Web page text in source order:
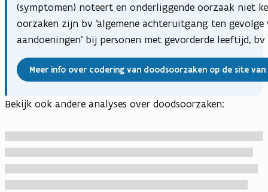
(symptomen) noteert en onderliggende oorzaak niet
oorzaken zijn bv ‘algemene achteruitgang ten gevolge
aandoeningen’ bij personen met gevorderde leeftijd, bv
Meer info over codering van doodsoorzaken op de site
Bekijk ook andere analyses over doodsoorzaken: